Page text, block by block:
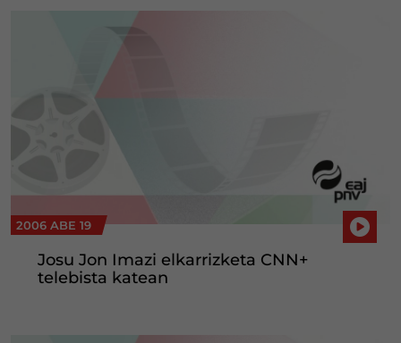
2006 ABE 19
Josu Jon Imazi elkarrizketa CNN+
telebista katean